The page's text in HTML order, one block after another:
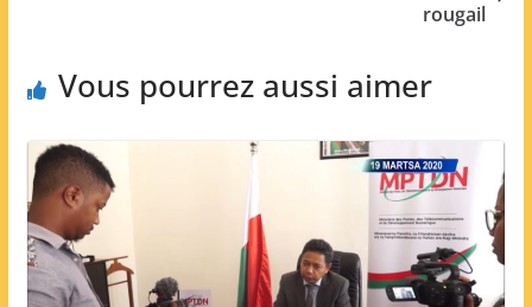
rougail
Vous pourrez aussi aimer